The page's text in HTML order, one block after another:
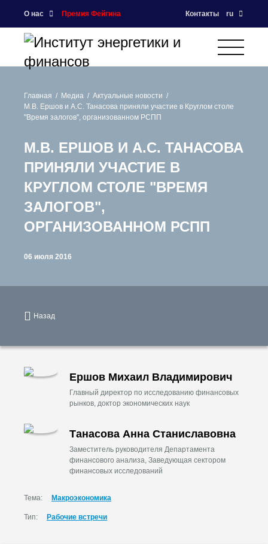
О нас Премия Фейгина Контакты ru
Главная Медиа
Актуальные новости
М.В. Ершов и А.С. Танасова приняли участие в Круглом столе
"Время залогов", организованном РСПП
М.В. ЕРШОВ И А.С. ТАНАСОВА
ПРИНЯЛИ УЧАСТИЕ В
КРУГЛОМ СТОЛЕ "ВРЕМЯ
ЗАЛОГОВ",
ОРГАНИЗОВАННОМ РСПП
06 июля 2016
Назад
Ершов Михаил Владимирович
Главный директор по исследованию финансовых
рынков, доктор экономических наук
Танасова Анна Станиславовна
Заместитель руководителя Департамента
финансового анализа, Заведующая сектором
финансовых исследований
Тема: Макроэкономика
Тип: Рабочие встречи